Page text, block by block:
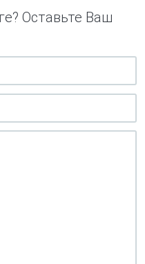
Оставьте Ваш